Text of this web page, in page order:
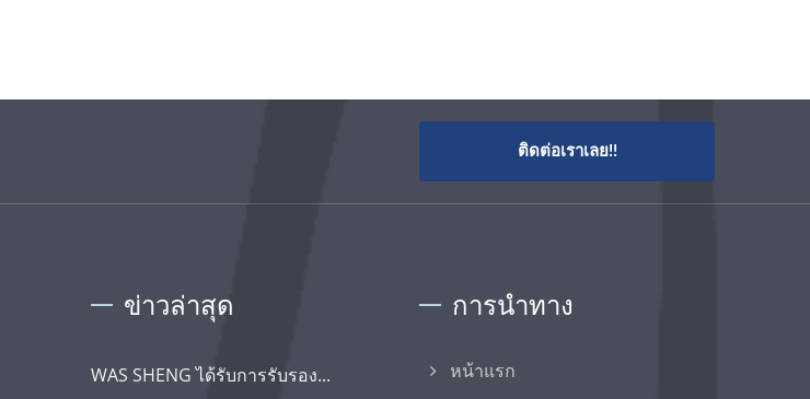
ติดต่อเราเลย!!
ข่าวล่าสุด
WAS SHENG ได้รับการรับรอง...
การนำทาง
หน้าแรก